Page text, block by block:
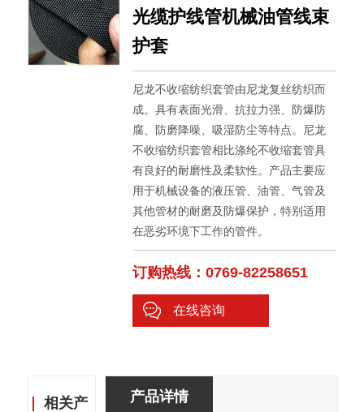
光缆护线管机械油管线束
护套
尼龙不收缩纺织套管由尼龙复丝纺织而
成。具有表面光滑、抗拉力强、防爆防
腐、防磨降噪、吸湿防尘等特点。尼龙
不收缩纺织套管相比涤纶不收缩套管具
有良好的耐磨性及柔软性。产品主要应
用于机械设备的液压管、油管、气管及
其他管材的耐磨及防爆保护，特别适用
在恶劣环境下工作的管件。
订购热线：0769-82258651
在线咨询
相关产 产品详情